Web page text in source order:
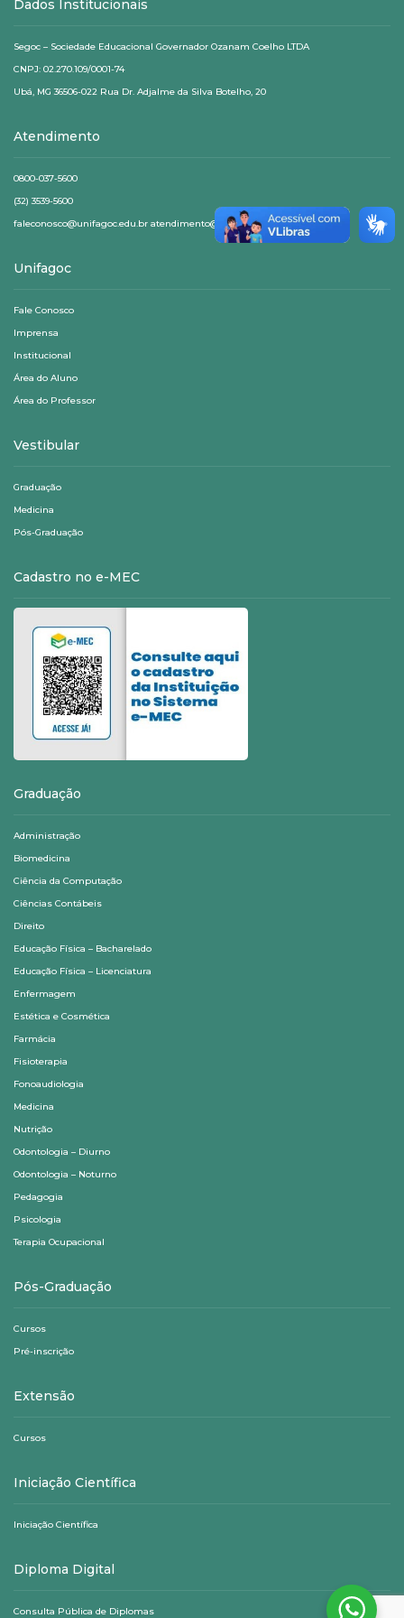
Dados Institucionais
Segoc – Sociedade Educacional Governador Ozanam Coelho LTDA
CNPJ: 02.270.109/0001-74
Ubá, MG 36506-022 Rua Dr. Adjalme da Silva Botelho, 20
Atendimento
0800-037-5600
(32) 3539-5600
faleconosco@unifagoc.edu.br atendimento@unifagoc.edu.br
Unifagoc
Fale Conosco
Imprensa
Institucional
Área do Aluno
Área do Professor
Vestibular
Graduação
Medicina
Pós-Graduação
Cadastro no e-MEC
Graduação
Administração
Biomedicina
Ciência da Computação
Ciências Contábeis
Direito
Educação Física – Bacharelado
Educação Física – Licenciatura
Enfermagem
Estética e Cosmética
Farmácia
Fisioterapia
Fonoaudiologia
Medicina
Nutrição
Odontologia – Diurno
Odontologia – Noturno
Pedagogia
Psicologia
Terapia Ocupacional
Pós-Graduação
Cursos
Pré-inscrição
Extensão
Cursos
Iniciação Científica
Iniciação Científica
Diploma Digital
Consulta Pública de Diplomas